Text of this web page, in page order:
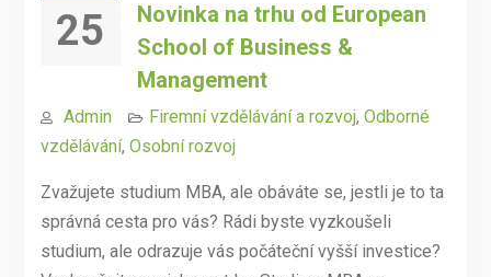
25
Novinka na trhu od European
School of Business &
Management
Admin Firemní vzdělávání a rozvoj, Odborné
vzdělávání, Osobní rozvoj
Zvažujete studium MBA, ale obáváte se, jestli je to ta
správná cesta pro vás? Rádi byste vyzkoušeli
studium, ale odrazuje vás počáteční vyšší investice?